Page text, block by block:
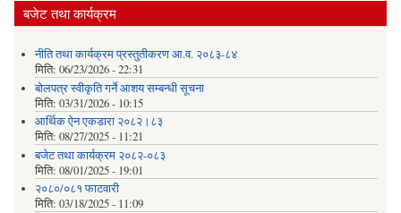
बजेट तथा कार्यक्रम
नीति तथा कार्यक्रम प्रस्तुतीकरण आ.व. २०८३-८४
मिति: 06/23/2026 - 22:31
बोलपत्र स्वीकृति गर्ने आशय सम्बन्धी सूचना
मिति: 03/31/2026 - 10:15
आर्थिक ऐन एकडारा २०८२।८३
मिति: 08/27/2025 - 11:21
बजेट तथा कार्यक्रम २०८२-०८३
मिति: 08/01/2025 - 19:01
२०८०/०८१ फाटवारी
मिति: 03/18/2025 - 11:09